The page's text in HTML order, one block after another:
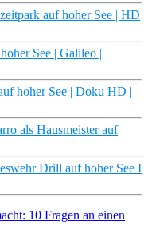
auf hoher See | HD
See | Galileo |
hoher See | Doku HD |
als Hausmeister auf
Drill auf hoher See I
10 Fragen an einen